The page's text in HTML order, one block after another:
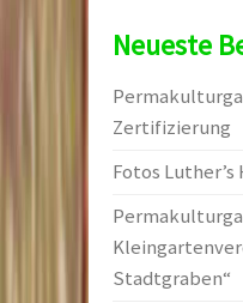
Neueste
Zertifizierung
Fotos Luther’s
Stadtgraben“